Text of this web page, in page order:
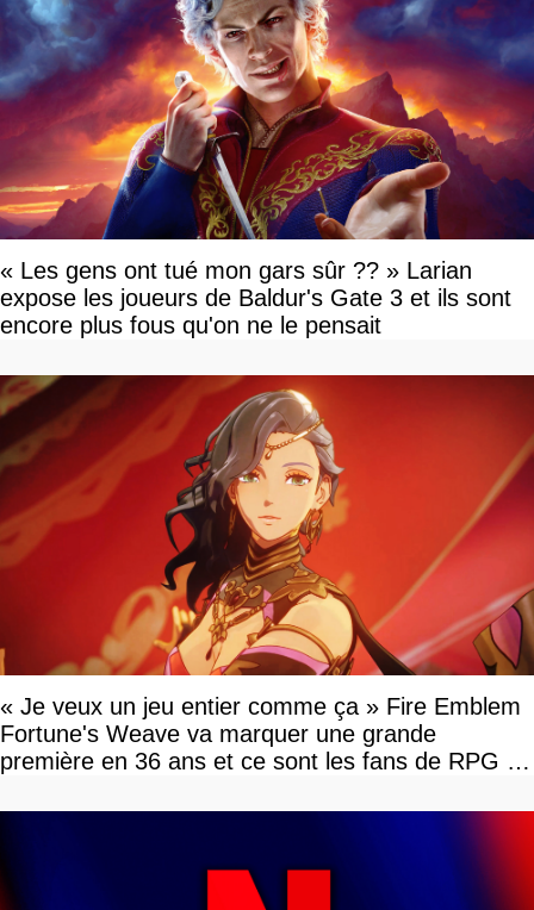
« Les gens ont tué mon gars sûr ?? » Larian
expose les joueurs de Baldur's Gate 3 et ils sont
encore plus fous qu'on ne le pensait
« Je veux un jeu entier comme ça » Fire Emblem
Fortune's Weave va marquer une grande
première en 36 ans et ce sont les fans de RPG en